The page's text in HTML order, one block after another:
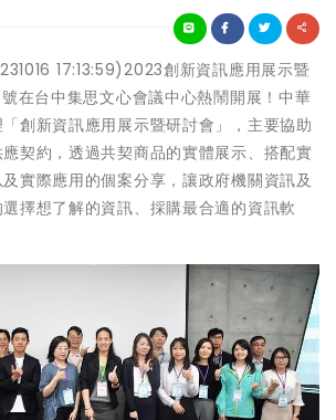
17:13:59)2023創新資訊應用展示暨
在台中集思文心會議中心熱鬧開展！中華
創新資訊應用展示暨研討會」，主要協助
契約，透過共契商品的實體展示、搭配實
實際應用的個案分享，讓政府機關資訊及
擇想了解的資訊、採購最合適的資訊軟